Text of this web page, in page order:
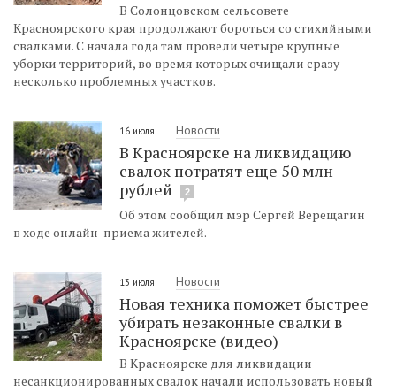
В Солонцовском сельсовете
Красноярского края продолжают бороться со стихийными
свалками. С начала года там провели четыре крупные
уборки территорий, во время которых очищали сразу
несколько проблемных участков.
16 июля Новости
В Красноярске на ликвидацию
свалок потратят еще 50 млн
рублей
2
Об этом сообщил мэр Сергей Верещагин
в ходе онлайн-приема жителей.
13 июля Новости
Новая техника поможет быстрее
убирать незаконные свалки в
Красноярске (видео)
В Красноярске для ликвидации
несанкционированных свалок начали использовать новый